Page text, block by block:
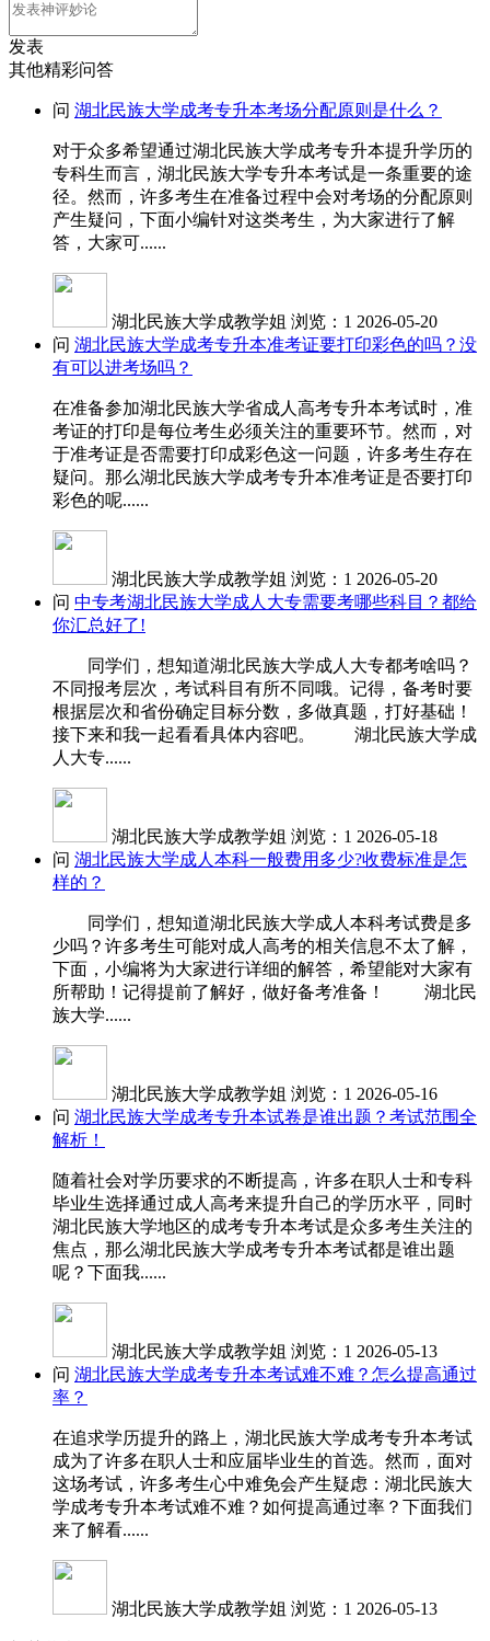
发表
其他精彩问答
问 湖北民族大学成考专升本考场分配原则是什么？
对于众多希望通过湖北民族大学成考专升本提升学历的
专科生而言，湖北民族大学专升本考试是一条重要的途
径。然而，许多考生在准备过程中会对考场的分配原则
产生疑问，下面小编针对这类考生，为大家进行了解
答，大家可......
湖北民族大学成教学姐 浏览：1 2026-05-20
问 湖北民族大学成考专升本准考证要打印彩色的吗？没
有可以进考场吗？
在准备参加湖北民族大学省成人高考专升本考试时，准
考证的打印是每位考生必须关注的重要环节。然而，对
于准考证是否需要打印成彩色这一问题，许多考生存在
疑问。那么湖北民族大学成考专升本准考证是否要打印
彩色的呢......
湖北民族大学成教学姐 浏览：1 2026-05-20
问 中专考湖北民族大学成人大专需要考哪些科目？都给
你汇总好了!
同学们，想知道湖北民族大学成人大专都考啥吗？
不同报考层次，考试科目有所不同哦。记得，备考时要
根据层次和省份确定目标分数，多做真题，打好基础！
接下来和我一起看看具体内容吧。 湖北民族大学成
人大专......
湖北民族大学成教学姐 浏览：1 2026-05-18
问 湖北民族大学成人本科一般费用多少?收费标准是怎
样的？
同学们，想知道湖北民族大学成人本科考试费是多
少吗？许多考生可能对成人高考的相关信息不太了解，
下面，小编将为大家进行详细的解答，希望能对大家有
所帮助！记得提前了解好，做好备考准备！ 湖北民
族大学......
湖北民族大学成教学姐 浏览：1 2026-05-16
问 湖北民族大学成考专升本试卷是谁出题？考试范围全
解析！
随着社会对学历要求的不断提高，许多在职人士和专科
毕业生选择通过成人高考来提升自己的学历水平，同时
湖北民族大学地区的成考专升本考试是众多考生关注的
焦点，那么湖北民族大学成考专升本考试都是谁出题
呢？下面我......
湖北民族大学成教学姐 浏览：1 2026-05-13
问 湖北民族大学成考专升本考试难不难？怎么提高通过
率？
在追求学历提升的路上，湖北民族大学成考专升本考试
成为了许多在职人士和应届毕业生的首选。然而，面对
这场考试，许多考生心中难免会产生疑虑：湖北民族大
学成考专升本考试难不难？如何提高通过率？下面我们
来了解看......
湖北民族大学成教学姐 浏览：1 2026-05-13